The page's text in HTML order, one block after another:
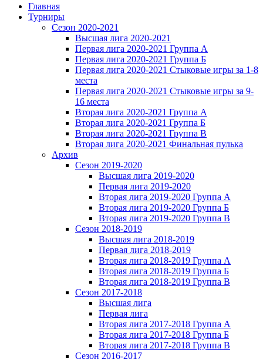
Главная
Турниры
Сезон 2020-2021
Высшая лига 2020-2021
Первая лига 2020-2021 Группа А
Первая лига 2020-2021 Группа Б
Первая лига 2020-2021 Стыковые игры за 1-8
места
Первая лига 2020-2021 Стыковые игры за 9-
16 места
Вторая лига 2020-2021 Группа А
Вторая лига 2020-2021 Группа Б
Вторая лига 2020-2021 Группа В
Вторая лига 2020-2021 Финальная пулька
Архив
Сезон 2019-2020
Высшая лига 2019-2020
Первая лига 2019-2020
Вторая лига 2019-2020 Группа А
Вторая лига 2019-2020 Группа Б
Вторая лига 2019-2020 Группа В
Сезон 2018-2019
Высшая лига 2018-2019
Первая лига 2018-2019
Вторая лига 2018-2019 Группа А
Вторая лига 2018-2019 Группа Б
Вторая лига 2018-2019 Группа В
Сезон 2017-2018
Высшая лига
Первая лига
Вторая лига 2017-2018 Группа А
Вторая лига 2017-2018 Группа Б
Вторая лига 2017-2018 Группа В
Сезон 2016-2017